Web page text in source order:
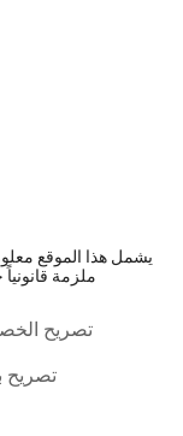
يشمل هذا الموقع
ملزمة قانونياً
تصريح
تصريح